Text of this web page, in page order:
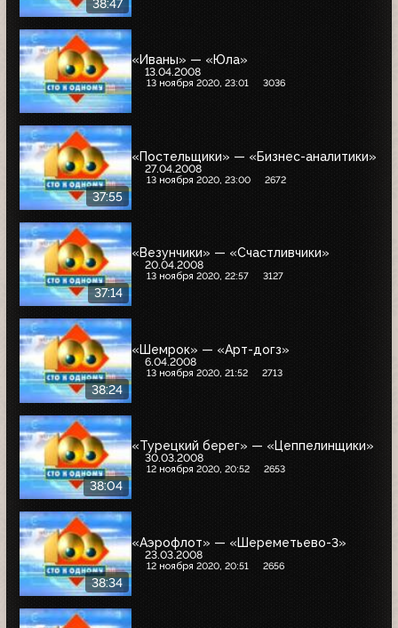
38:47
«Иваны» — «Юла»
13.04.2008
13 ноября 2020, 23:01 3036
37:55
«Постельщики» — «Бизнес-аналитики»
27.04.2008
13 ноября 2020, 23:00 2672
37:14
«Везунчики» — «Счастливчики»
20.04.2008
13 ноября 2020, 22:57 3127
38:24
«Шемрок» — «Арт-догз»
6.04.2008
13 ноября 2020, 21:52 2713
38:04
«Турецкий берег» — «Цеппелинщики»
30.03.2008
12 ноября 2020, 20:52 2653
38:34
«Аэрофлот» — «Шереметьево-3»
23.03.2008
12 ноября 2020, 20:51 2656